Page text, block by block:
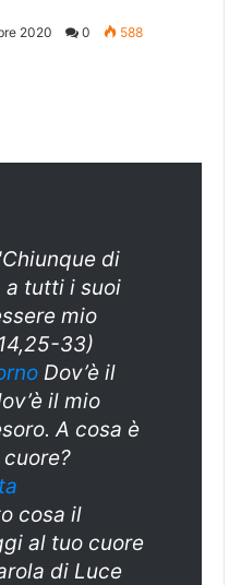
2020 0
588
di
a tutti i suoi
mio
33)
Dov’è il
il mio
A cosa è
cosa il
al tuo cuore
di Luce